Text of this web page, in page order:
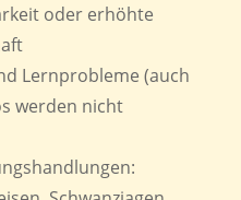
oder erhöhte
Lernprobleme (auch
werden nicht